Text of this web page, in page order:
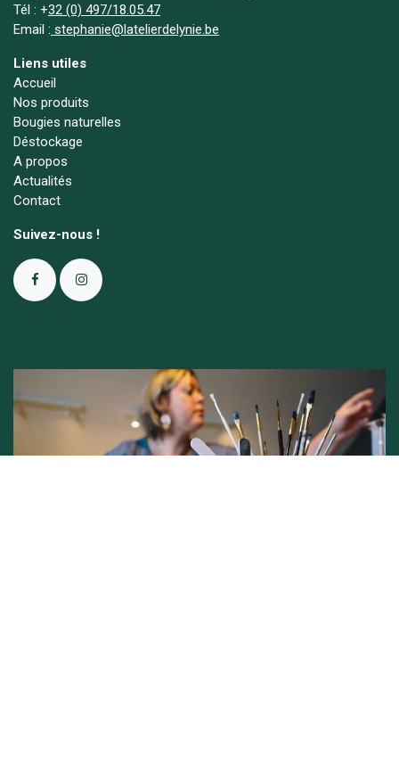
Tél : +32 (0) 497/18.05.47
Email : stephanie@latelierdelynie.be
Liens utiles
Accueil
Nos produits
Bougies naturelles
Déstockage
A propos
Actualités
Contact
Suivez-nous !